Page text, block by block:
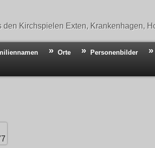
den Kirchspielen Exten, Krankenhagen,
Orte Personenbilder